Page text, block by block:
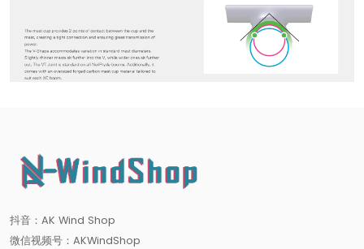
抖音：AK Wind Shop
微信视频号：AKWindShop